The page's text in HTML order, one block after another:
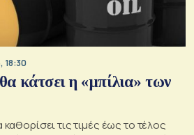
18:30
κάτσει η «μπίλια» των
τις τιμές έως το τέλος